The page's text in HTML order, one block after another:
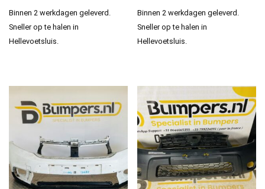
Binnen 2 werkdagen geleverd.
Sneller op te halen in
Hellevoetsluis.
Binnen 2 werkdagen geleverd.
Sneller op te halen in
Hellevoetsluis.